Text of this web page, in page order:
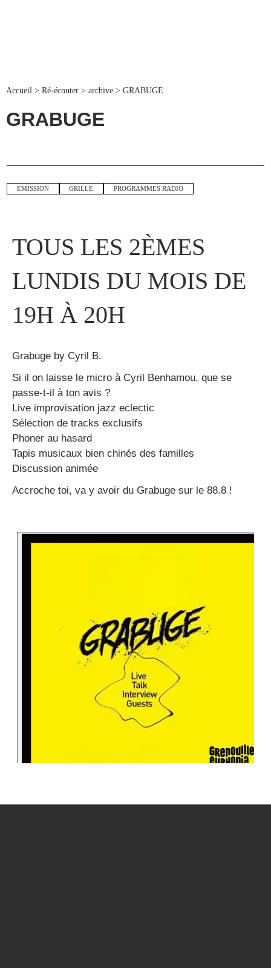
Accueil > Ré-écouter > archive > GRABUGE
GRABUGE
TOUS LES 2ÈMES
LUNDIS DU MOIS DE
19H À 20H
Grabuge by Cyril B.
Si il on laisse le micro à Cyril Benhamou, que se
passe-t-il à ton avis ?
Live improvisation jazz eclectic
Sélection de tracks exclusifs
Phoner au hasard
Tapis musicaux bien chinés des familles
Discussion animée
Accroche toi, va y avoir du Grabuge sur le 88.8 !
EMISSION GRILLE PROGRAMMES RADIO